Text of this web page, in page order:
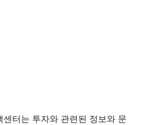
센터는 투자와 관련된 정보와 문